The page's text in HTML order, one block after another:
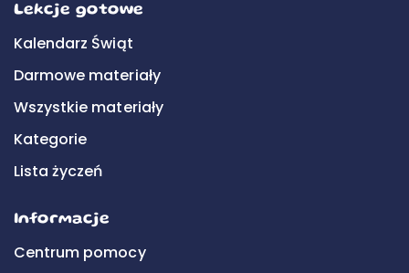
Lekcje gotowe
Kalendarz Świąt
Darmowe materiały
Wszystkie materiały
Kategorie
Lista życzeń
Informacje
Centrum pomocy